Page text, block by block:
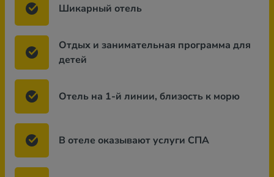
Шикарный отель
Отдых и занимательная программа для
детей
Отель на 1-й линии, близость к морю
В отеле оказывают услуги СПА